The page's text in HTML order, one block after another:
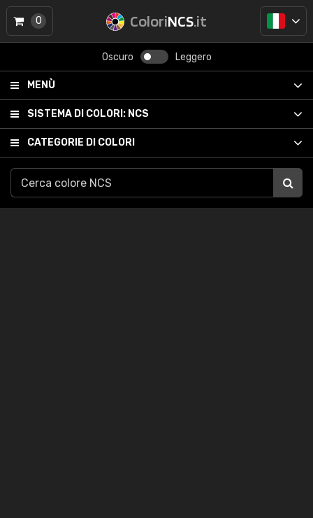
ColoriNCS.it
Oscuro Leggero
MENÙ
SISTEMA DI COLORI: NCS
CATEGORIE DI COLORI
0